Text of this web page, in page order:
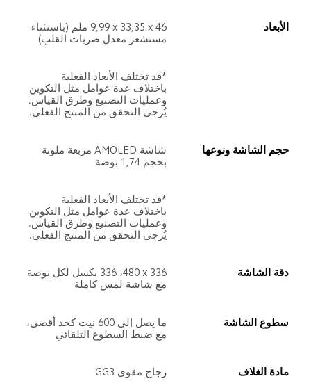
الأبعاد
46 x‏ 33,35 x‏ 9,99 ملم (باستثناء
مستشعر معدل ضربات القلب)
*قد تختلف الأبعاد الفعلية
باختلاف عدة عوامل مثل التكوين
وعمليات التصنيع وطرق القياس.
يُرجى التحقق من المنتج الفعلي.
حجم الشاشة ونوعها
شاشة AMOLED مربعة ملونة
بحجم 1,74 بوصة
*قد تختلف الأبعاد الفعلية
باختلاف عدة عوامل مثل التكوين
وعمليات التصنيع وطرق القياس.
يُرجى التحقق من المنتج الفعلي.
دقة الشاشة
336 x‏ 480، 336 بكسل لكل بوصة
مع شاشة لمس كاملة
سطوع الشاشة
ما يصل إلى 600 نيت كحد أقصى،
مع ضبط السطوع التلقائي
مادة الغلاف زجاج مقوى GG3